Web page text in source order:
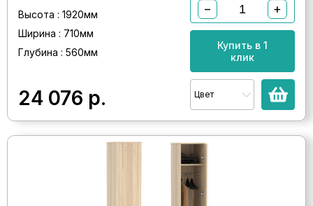
Высота : 1920мм
Ширина : 710мм
Глубина : 560мм
24 076 р.
− +
Купить в 1
клик
Цвет